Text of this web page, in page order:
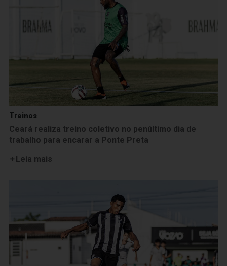
Treinos
Ceará realiza treino coletivo no penúltimo dia de
trabalho para encarar a Ponte Preta
Leia mais